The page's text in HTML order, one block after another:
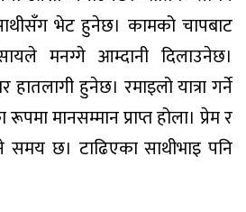
भेट हुनेछ। कामको चापबाट
मनग्गे आम्दानी दिलाउनेछ।
हातलागी हुनेछ। रमाइलो यात्रा गर्ने
मानसम्मान प्राप्त होला। प्रेम र
समय छ। टाढिएका साथीभाइ पनि